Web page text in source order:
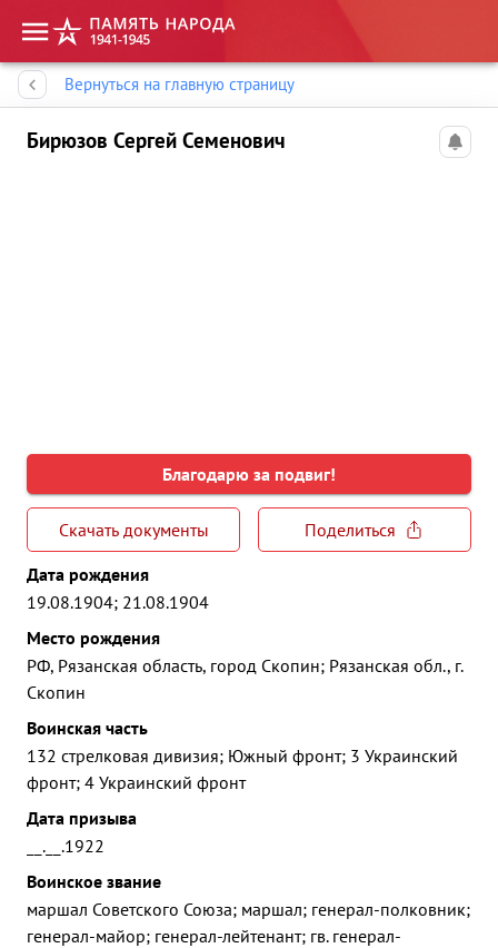
Вернуться на главную страницу
Бирюзов Сергей Семенович
Благодарю за подвиг!
Скачать документы
Поделиться
Дата рождения
19.08.1904; 21.08.1904
Место рождения
РФ, Рязанская область, город Скопин; Рязанская обл., г.
Скопин
Воинская часть
132 стрелковая дивизия; Южный фронт; 3 Украинский
фронт; 4 Украинский фронт
Дата призыва
__.__.1922
Воинское звание
маршал Советского Союза; маршал; генерал-полковник;
генерал-майор; генерал-лейтенант; гв. генерал-
Память народа